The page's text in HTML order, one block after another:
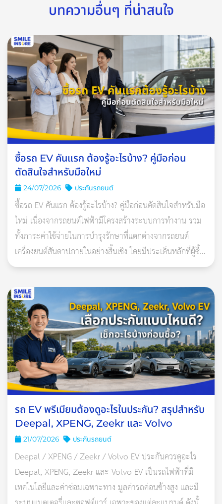
1. ดูแลเรื่องของกลิ่นแก๊สรั่วอย่างเป็นประจำ ซึ่งการตรวจเช็คกลิ่น
แก๊สรั่วนั้นสามารถตรวจเช็คพร้อมกับการเปลี่ยนถ่ายน้ำมันเครื่องที
เดียวเลยก็ได้
2. ใช้สารหล่อเย็นที่มีคุณภาพ และต้องตรวจเช็คน้ำในระบบหล่อเย็น
ให้มีระดับน้ำที่อยู่ในระดับปกติตลอดเวลา
3. สังเกตการรั่วซึมของระบบน้ำหรือน้ำมัน หากมีการรั่วของระบบ
น้ำหรือระบบน้ำมันควรรีบทำการแก้ไขทันที
4. ระดับน้ำมันเครื่อง เปลี่ยนน้ำมันเครื่องตามกำหนดทุกครั้งสำหรับ
รถที่ติดแก๊ส สามารถเลือกใช้น้ำมันเครื่องที่ถูกผลิตมาเพื่อรถติดแก๊ส
โดยเฉพาะก็ได้เพื่อยืดอายุการใช้งานเครื่องยนต์
5. ทำความสะอาดไส้กรอง ระยะเวลาการทำความสะอาดไส้กรอง
ควรทำความสะอาดทุกๆ ระยะ 5,000 กิโลเมตร
6. เปลี่ยนหัวเทียน การเปลี่ยนหัวเทียนควรเปลี่ยน ทุกๆ 20,000
บทความอื่นๆ ที่น่าสนใจ
ซื้อรถ EV คันแรก ต้องรู้อะไรบ้าง? คู่มือก่อน
ตัดสินใจสำหรับมือใหม่
24/07/2026 ประกันรถยนต์
ซื้อรถ EV คันแรก ต้องรู้อะไรบ้าง? คู่มือก่อนตัดสินใจสำหรับมือ
ใหม่ เนื่องจากรถยนต์ไฟฟ้ามีโครงสร้างระบบการทำงาน รวม
ทั้งภาระค่าใช้จ่ายในการบำรุงรักษาที่แตกต่างจากรถยนต์
เครื่องยนต์สันดาปภายในอย่างสิ้นเชิง โดยมีประเด็นหลักที่ผู้ซื้อ
ควรศึกษารายละเอียดอย่าง
รถ EV พรีเมียมต้องดูอะไรในประกัน? สรุปสำหรับ
Deepal, XPENG, Zeekr และ Volvo
21/07/2026 ประกันรถยนต์
Deepal / XPENG / Zeekr / Volvo EV ประกันควรดูอะไร
Deepal, XPENG, Zeekr และ Volvo EV เป็นรถไฟฟ้าที่มี
เทคโนโลยีและค่าซ่อมเฉพาะทาง มูลค่ารถค่อนข้างสูง และมี